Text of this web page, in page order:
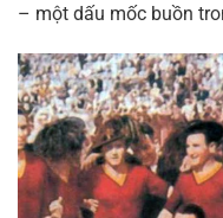
– một dấu mốc buồn